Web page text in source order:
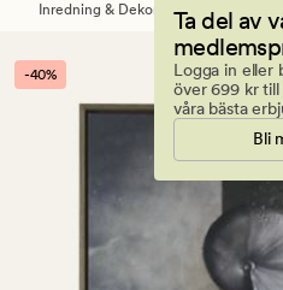
att
pausa.
Ta del av
Logga in eller
över 699 kr
våra bästa
Bli
Inredning & Dekorationer
-40%